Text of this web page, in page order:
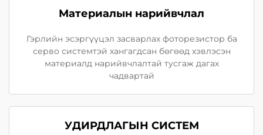
Материалын нарийвчлал
Гэрлийн эсэргүүцэл засварлах фоторезистор ба
серво системтэй хангагдсан бөгөөд хэвлэсэн
материалд нарийвчлалтай тусгаж дагах
чадвартай
УДИРДЛАГЫН СИСТЕМ